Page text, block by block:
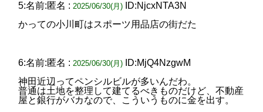
5:名前:匿名 : 2025/06/30(月)
ID:NjcxNTA3N
かっての小川町はスポーツ用品店の街だた
6:名前:匿名 : 2025/06/30(月)
ID:MjQ4NzgwM
神田近辺ってペンシルビルが多いんだわ。
普通は土地を整理して建てるべきものだけど、不動産
屋と銀行がバカなので、こういうものに金を出す。